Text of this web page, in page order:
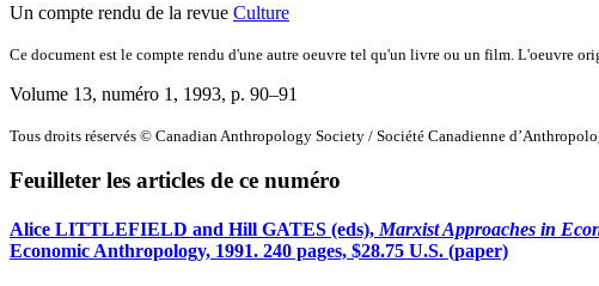
Un compte rendu de la revue Culture
Ce document est le compte rendu d'une autre oeuvre tel qu'un livre ou un film. L'oeuvre
Volume 13, numéro 1, 1993, p. 90–91
Tous droits réservés © Canadian Anthropology Society / Société Canadienne
Feuilleter les articles de ce numéro
Alice LITTLEFIELD and Hill GATES (eds),Marxist Approaches in
Economic Anthropology, 1991. 240 pages, $28.75 U.S. (paper)